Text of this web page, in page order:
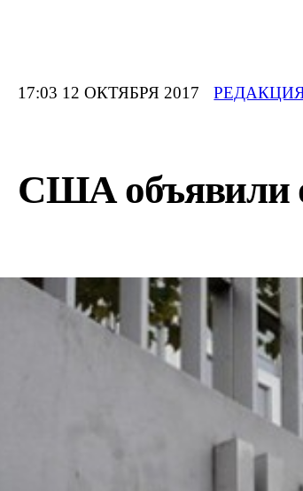
17:03 12 ОКТЯБРЯ 2017
США объявили